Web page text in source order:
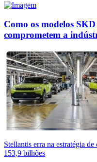
Como os modelos
comprometem a
Stellantis erra na estratégia
153,9 bilhões